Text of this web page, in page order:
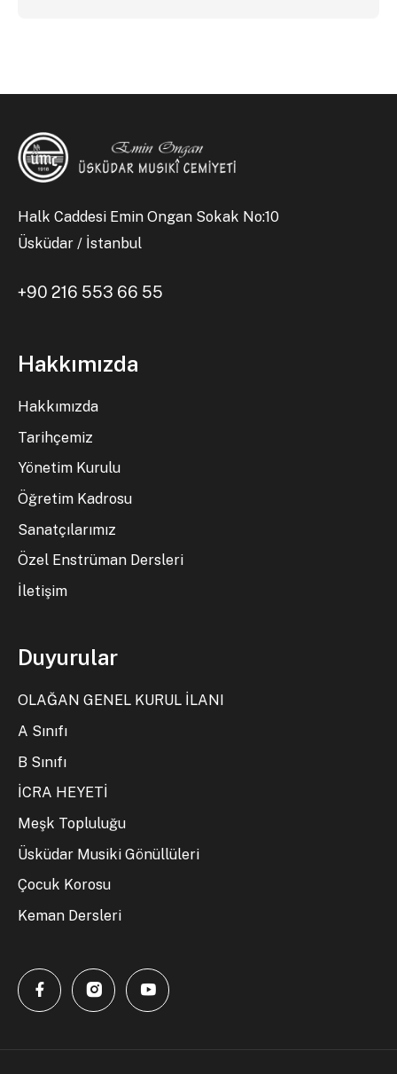
Halk Caddesi Emin Ongan Sokak No:10
Üsküdar / İstanbul
+90 216 553 66 55
Hakkımızda
Hakkımızda
Tarihçemiz
Yönetim Kurulu
Öğretim Kadrosu
Sanatçılarımız
Özel Enstrüman Dersleri
İletişim
Duyurular
OLAĞAN GENEL KURUL İLANI
A Sınıfı
B Sınıfı
İCRA HEYETİ
Meşk Topluluğu
Üsküdar Musiki Gönüllüleri
Çocuk Korosu
Keman Dersleri